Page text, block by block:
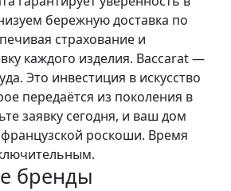
бережную доставка по
страхование и
каждого изделия. Baccarat —
Это инвестиция в искусство
передаётся из поколения в
заявку сегодня, и ваш дом
французской роскоши. Время
бренды